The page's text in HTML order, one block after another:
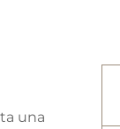
una